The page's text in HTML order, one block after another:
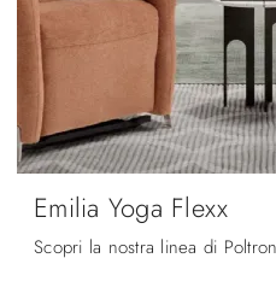
Emilia Yoga Flexx